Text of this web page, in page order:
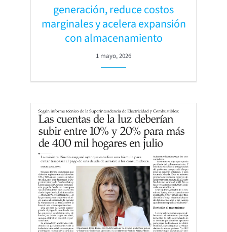
generación, reduce costos
marginales y acelera expansión
con almacenamiento
1 mayo, 2026